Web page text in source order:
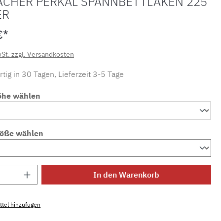
zzgl. Versandkosten
in 30 Tagen, Lieferzeit 3-5 Tage
wählen
wählen
Anzahl: Gib den gewünschten Wert ein
In den Warenkorb
hinzufügen